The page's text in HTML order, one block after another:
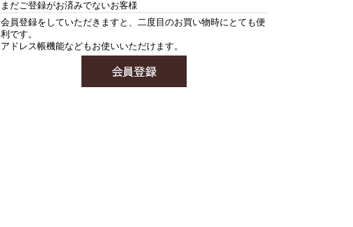
まだご登録がお済みでないお客様
会員登録をしていただきますと、二度目のお買い物時にとても便
利です。
アドレス帳機能などもお使いいただけます。